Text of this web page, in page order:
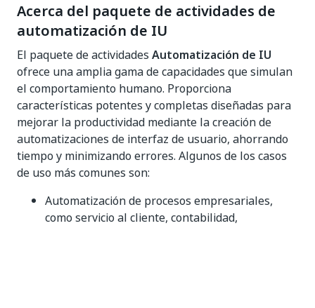
Acerca del paquete de actividades de
automatización de IU
El paquete de actividades Automatización de IU
ofrece una amplia gama de capacidades que simulan
el comportamiento humano. Proporciona
características potentes y completas diseñadas para
mejorar la productividad mediante la creación de
automatizaciones de interfaz de usuario, ahorrando
tiempo y minimizando errores. Algunos de los casos
de uso más comunes son:
Automatización de procesos empresariales,
como servicio al cliente, contabilidad,